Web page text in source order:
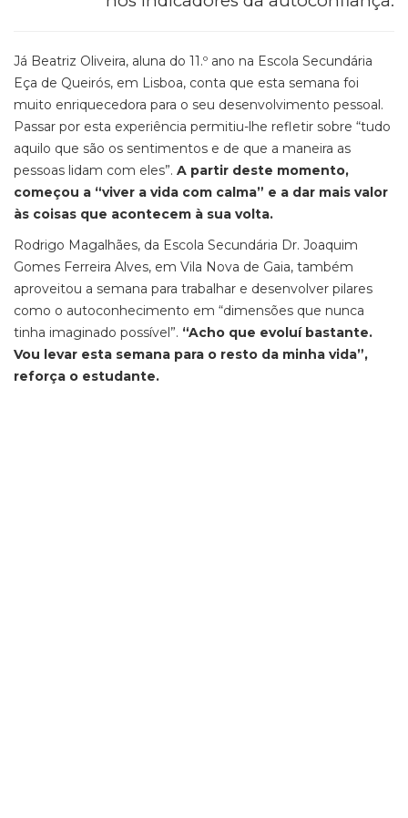
Já Beatriz Oliveira, aluna do 11.º ano na Escola Secundária
Eça de Queirós, em Lisboa, conta que esta semana foi
muito enriquecedora para o seu desenvolvimento pessoal.
Passar por esta experiência permitiu-lhe refletir sobre “tudo
aquilo que são os sentimentos e de que a maneira as
pessoas lidam com eles”. A partir deste momento,
começou a “viver a vida com calma” e a dar mais valor
às coisas que acontecem à sua volta.
Rodrigo Magalhães, da Escola Secundária Dr. Joaquim
Gomes Ferreira Alves, em Vila Nova de Gaia, também
aproveitou a semana para trabalhar e desenvolver pilares
como o autoconhecimento em “dimensões que nunca
tinha imaginado possível”. “Acho que evoluí bastante.
Vou levar esta semana para o resto da minha vida”,
reforça o estudante.